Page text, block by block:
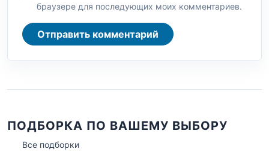
браузере для последующих моих комментариев.
Отправить комментарий
ПОДБОРКА ПО ВАШЕМУ ВЫБОРУ
Все подборки